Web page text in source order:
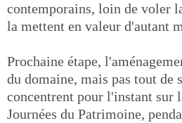
contemporains, loin de voler
la mettent en valeur d'autant
Prochaine étape,
du domaine, mais pas tout de
concentrent pour l'instant sur
Journées du Patrimoine,